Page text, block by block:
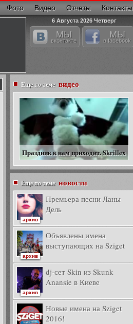
Фото Видео Отчеты Контакты
6 Августа 2026 Четверг
МЫ
вконтакте
МЫ
в facebook
Еще по теме видео
Праздник к нам приходит. Skrillex
Еще по теме новости
Премьера песни Ланы
Дель
архив
Объявлены имена
выступающих на Sziget
архив
dj-сет Skin из Skunk
Anansie в Киеве
архив
Новые имена на Sziget
2016!